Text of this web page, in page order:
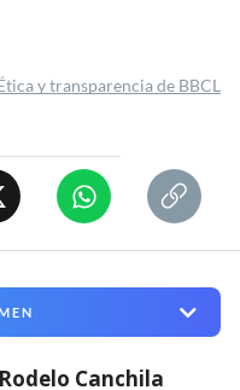
y transparencia de BBCL
Canchila